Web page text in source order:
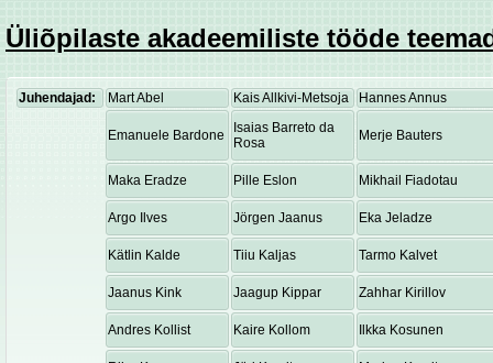
Üliõpilaste akadeemiliste tööde
Juhendajad: Mart Abel Kais Allkivi-Metsoja Hannes Annus
Emanuele Bardone
Isaias Barreto da
Rosa
Merje Bauters
Maka Eradze Pille Eslon Mikhail Fiadotau
Argo Ilves Jörgen Jaanus Eka Jeladze
Kätlin Kalde Tiiu Kaljas Tarmo Kalvet
Jaanus Kink Jaagup Kippar Zahhar Kirillov
Andres Kollist Kaire Kollom Ilkka Kosunen